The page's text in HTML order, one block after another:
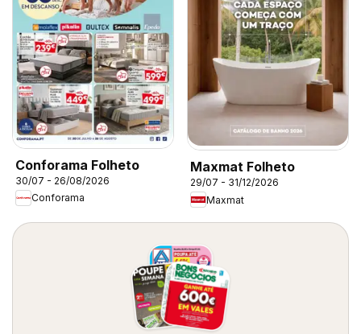
Conforama Folheto
30/07 - 26/08/2026
Conforama
Maxmat Folheto
29/07 - 31/12/2026
Maxmat